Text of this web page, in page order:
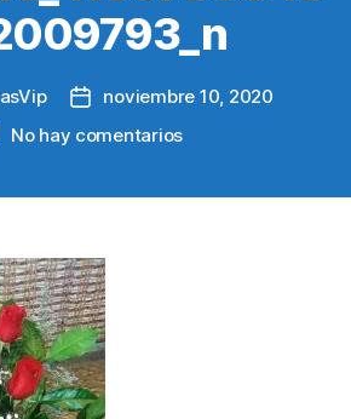
Postnoviembre 10, 2020
No hay comentariosen